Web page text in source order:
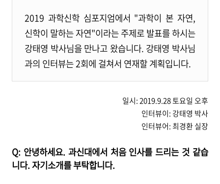
2019 과학신학 심포지엄에서 "과학이 본 자연,
신학이 말하는 자연"이라는 주제로 발표를 하시는
강태영 박사님을 만나고 왔습니다. 강태영 박사님
과의 인터뷰는 2회에 걸쳐서 연재할 계획입니다.
일시: 2019.9.28 토요일 오후
인터뷰이: 강태영 박사
인터뷰어: 최경환 실장
Q: 안녕하세요. 과신대에서 처음 인사를 드리는 것 같습
니다. 자기소개를 부탁합니다.